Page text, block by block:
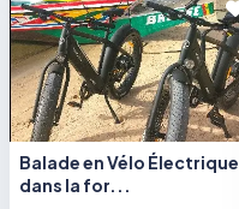
Balade en Vélo Électrique
dans la for...